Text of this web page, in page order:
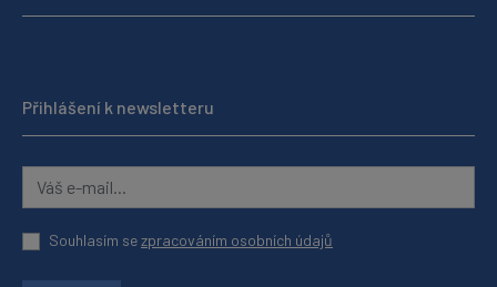
Přihlášení k newsletteru
Souhlasím sezpracováním osobních údajů